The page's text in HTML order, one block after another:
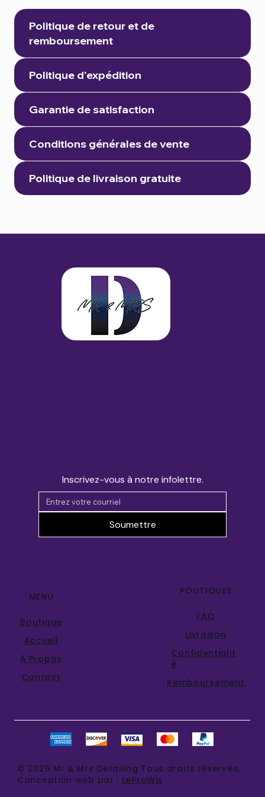
Politique de retour et de
remboursement
Politique d'expédition
Garantie de satisfaction
Conditions générales de vente
Politique de livraison gratuite
Inscrivez-vous à notre infolettre.
Soumettre
MENU
Boutique
Accueil
À Propos
Contact
POLITIQUES
FAQ
Livraison
Confidentialit
é
Remboursement
© 2025 Mr & Mrs Detailing Tous droits réservés.
Conception web par : LeProWix